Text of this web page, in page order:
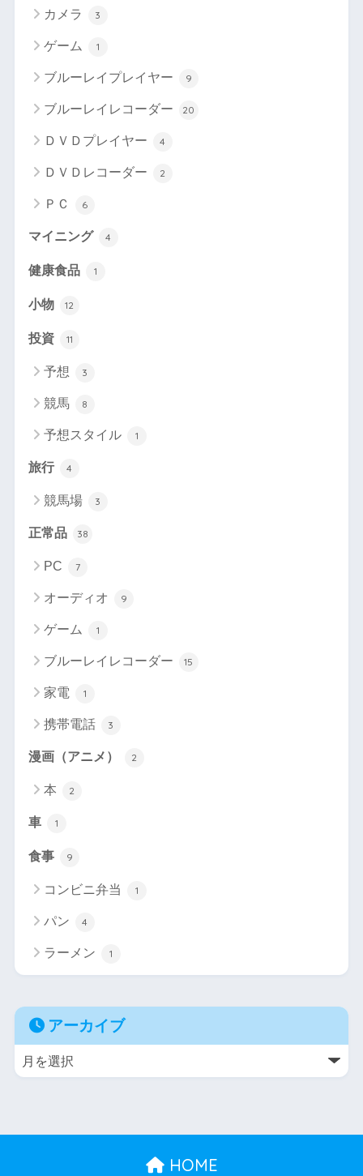
カメラ 3
ゲーム 1
ブルーレイプレイヤー 9
ブルーレイレコーダー 20
ＤＶＤプレイヤー 4
ＤＶＤレコーダー 2
ＰＣ 6
マイニング 4
健康食品 1
小物 12
投資 11
予想 3
競馬 8
予想スタイル 1
旅行 4
競馬場 3
正常品 38
PC 7
オーディオ 9
ゲーム 1
ブルーレイレコーダー 15
家電 1
携帯電話 3
漫画（アニメ） 2
本 2
車 1
食事 9
コンビニ弁当 1
パン 4
ラーメン 1
アーカイブ
HOME